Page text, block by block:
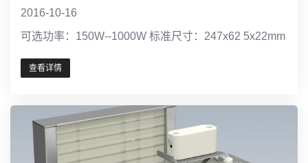
2016-10-16
可选功率：150W--1000W 标准尺寸：247x62 5x22mm
查看详情